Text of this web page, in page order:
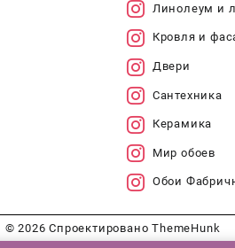
Линолеум и
Кровля и
Двери
Сантехника
Керамика
Мир обоев
Обои
© 2026Спроектировано ThemeHunk